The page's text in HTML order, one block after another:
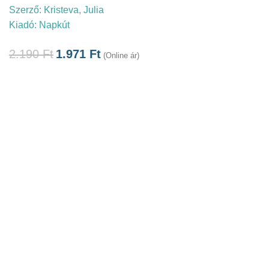
Szerző: Kristeva, Julia
Kiadó: Napkút
2.190Ft 1.971 Ft (Online ár)